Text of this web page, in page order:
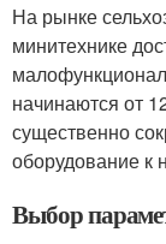
На рынке
минитехнике
начинаются от
существенно
оборудование к
Выбор